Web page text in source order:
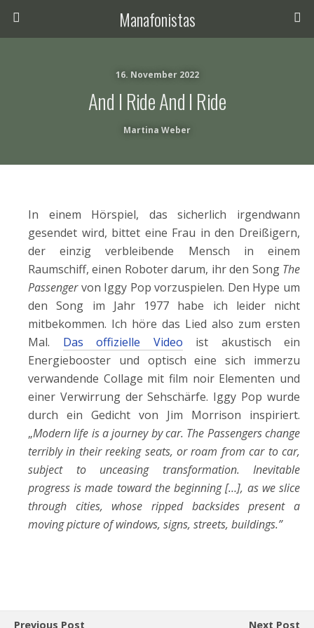
Manafonistas
16. November 2022
And I Ride And I Ride
Martina Weber
In einem Hörspiel, das sicherlich irgendwann
gesendet wird, bittet eine Frau in den Dreißigern,
der einzig verbleibende Mensch in einem
Raumschiff, einen Roboter darum, ihr den Song The
Passengervon Iggy Pop vorzuspielen. Den Hype um
den Song im Jahr 1977 habe ich leider nicht
mitbekommen. Ich höre das Lied also zum ersten
Mal. Das offizielle Video ist akustisch ein
Energiebooster und optisch eine sich immerzu
verwandende Collage mit film noir Elementen und
einer Verwirrung der Sehschärfe. Iggy Pop wurde
durch ein Gedicht von Jim Morrison inspiriert.
„Modern life is a journey by car. The Passengers change
terribly in their reeking seats, or roam from car to car,
subject to unceasing transformation. Inevitable
progress is made toward the beginning […], as we slice
through cities, whose ripped backsides present a
moving picture of windows, signs, streets, buildings.”
Previous Post Next Post